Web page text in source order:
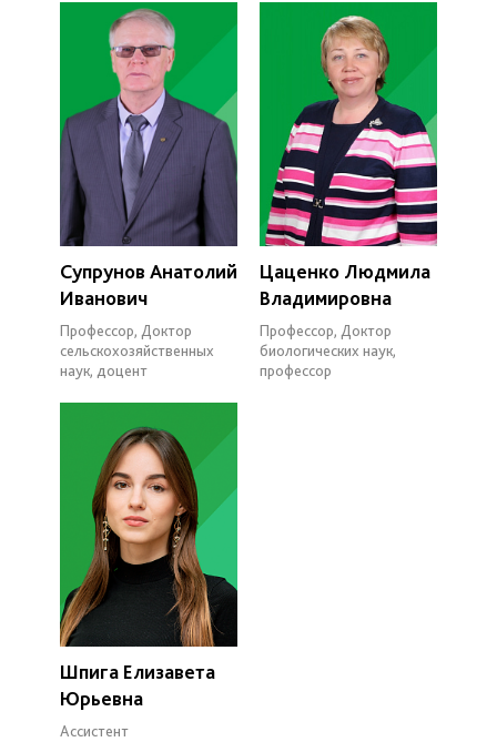
Супрунов Анатолий
Иванович
Профессор, Доктор
сельскохозяйственных
наук, доцент
Цаценко Людмила
Владимировна
Профессор, Доктор
биологических наук,
профессор
Шпига Елизавета
Юрьевна
Ассистент